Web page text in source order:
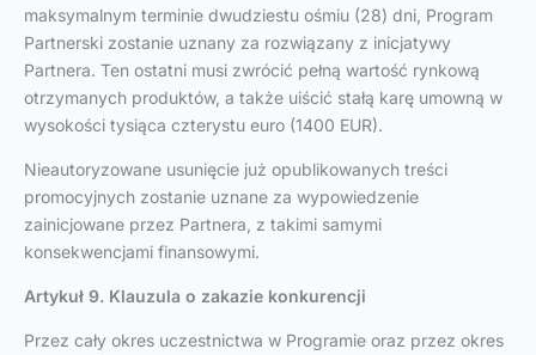
maksymalnym terminie dwudziestu ośmiu (28) dni, Program
Partnerski zostanie uznany za rozwiązany z inicjatywy
Partnera. Ten ostatni musi zwrócić pełną wartość rynkową
otrzymanych produktów, a także uiścić stałą karę umowną w
wysokości tysiąca czterystu euro (1400 EUR).
Nieautoryzowane usunięcie już opublikowanych treści
promocyjnych zostanie uznane za wypowiedzenie
zainicjowane przez Partnera, z takimi samymi
konsekwencjami finansowymi.
Artykuł 9. Klauzula o zakazie konkurencji
Przez cały okres uczestnictwa w Programie oraz przez okres